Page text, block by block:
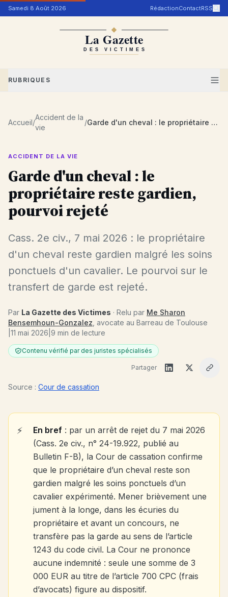
Aller au contenu
Samedi 8 Août 2026 RédactionContactRSS
RUBRIQUES
Accueil/
Accident de la
vie
/ Garde d'un cheval : le propriétaire reste gardien, pourvoi rejeté
ACCIDENT DE LA VIE
Garde d'un cheval : le
propriétaire reste gardien,
pourvoi rejeté
Cass. 2e civ., 7 mai 2026 : le propriétaire
d'un cheval reste gardien malgré les soins
ponctuels d'un cavalier. Le pourvoi sur le
transfert de garde est rejeté.
Par La Gazette des Victimes · Relu par Me Sharon
Bensemhoun-Gonzalez , avocate au Barreau de Toulouse
11 mai 2026 9 min de lecture
Contenu vérifié par des juristes spécialisés
Partager
Source : Cour de cassation
En bref : par un arrêt de rejet du 7 mai 2026
(Cass. 2e civ., n° 24-19.922, publié au
Bulletin F-B), la Cour de cassation confirme
que le propriétaire d’un cheval reste son
gardien malgré les soins ponctuels d’un
cavalier expérimenté. Mener brièvement une
jument à la longe, dans les écuries du
propriétaire et avant un concours, ne
transfère pas la garde au sens de l’article
1243 du code civil. La Cour ne prononce
aucune indemnité : seule une somme de 3
000 EUR au titre de l’article 700 CPC (frais
d’avocats) figure au dispositif.